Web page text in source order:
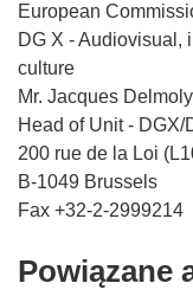
European
DG X - Audiovisual,
culture
Mr. Jacques Delmoly
Head of Unit - DGX/
200 rue de la Loi
B-1049 Brussels
Powiązane